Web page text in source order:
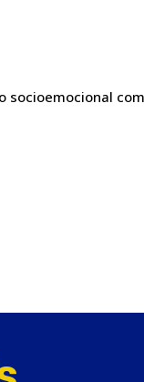
socioemocional